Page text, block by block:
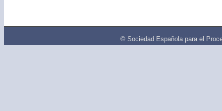
© Sociedad Española para el